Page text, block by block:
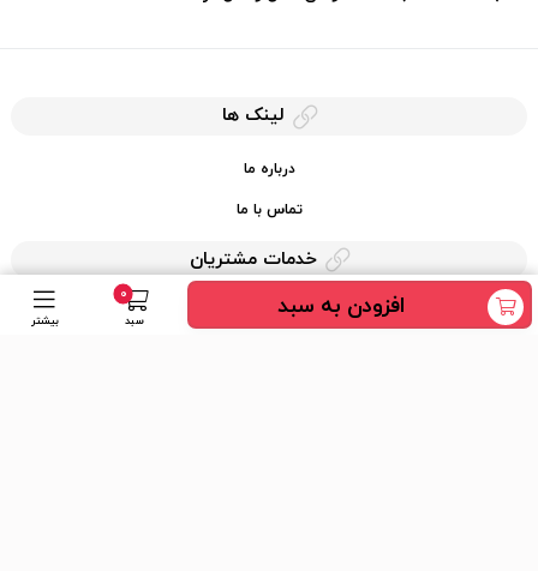
افزودن به سبد 0
سبد بیشتر
لینک ها
درباره ما
تماس با ما
خدمات مشتریان
حریم خصوصی